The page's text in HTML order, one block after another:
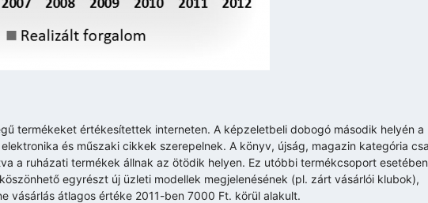
termékeket értékesítettek interneten. A képzeletbeli dobogó második helyén a
és műszaki cikkek szerepelnek. A könyv, újság, magazin kategória
a ruházati termékek állnak az ötödik helyen. Ez utóbbi termékcsoport
egyrészt új üzleti modellek megjelenésének (pl. zárt vásárlói klubok),
vásárlás átlagos értéke 2011-ben 7000 Ft. körül alakult.